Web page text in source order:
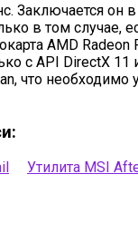
Заключается он в
в том случае,
AMD Radeon
с API DirectX 11
что необходимо
Утилита MSI